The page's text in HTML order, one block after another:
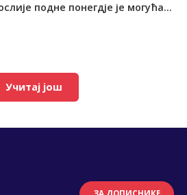
подне понегдје је могућа...
Учитај још